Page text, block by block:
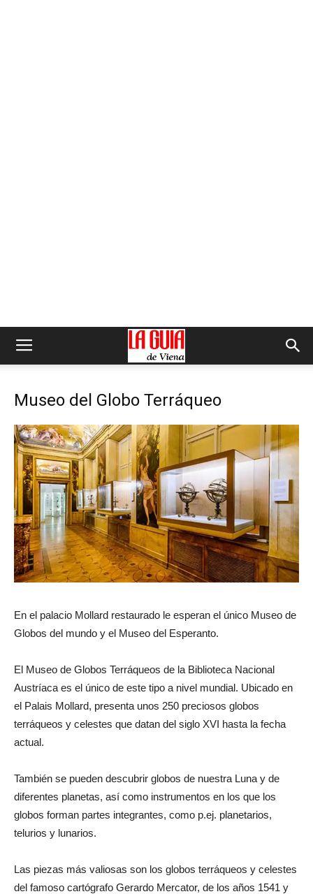
Museo del Globo Terráqueo
En el palacio Mollard restaurado le esperan el único Museo de
Globos del mundo y el Museo del Esperanto.
El Museo de Globos Terráqueos de la Biblioteca Nacional
Austríaca es el único de este tipo a nivel mundial. Ubicado en
el Palais Mollard, presenta unos 250 preciosos globos
terráqueos y celestes que datan del siglo XVI hasta la fecha
actual.
También se pueden descubrir globos de nuestra Luna y de
diferentes planetas, así como instrumentos en los que los
globos forman partes integrantes, como p.ej. planetarios,
telurios y lunarios.
Las piezas más valiosas son los globos terráqueos y celestes
del famoso cartógrafo Gerardo Mercator, de los años 1541 y